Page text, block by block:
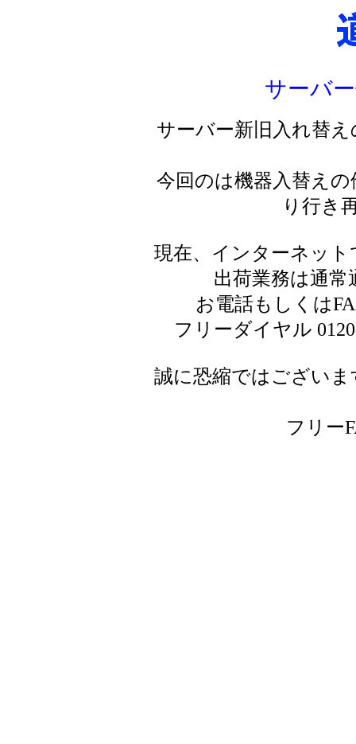
サーバ
サーバー新旧入れ替
今回のは機器入替え
り行き
現在、インターネッ
出荷業務は通
お電話もしくは
フリーダイヤル
誠に恐縮ではござい
フリー